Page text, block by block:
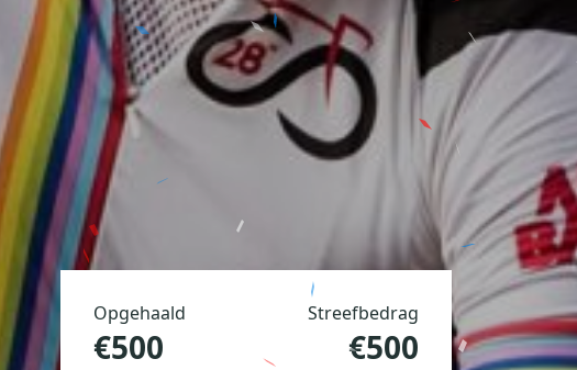
Opgehaald
€500
Streefbedrag
€500